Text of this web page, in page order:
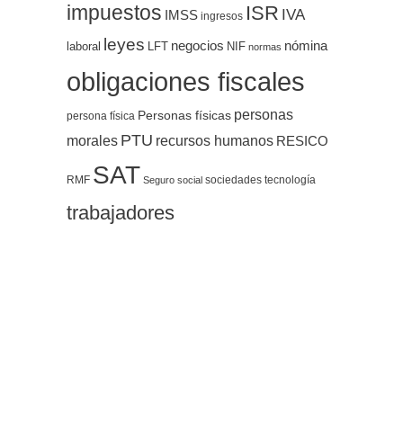
impuestos IMSS ingresos ISR IVA
laboral leyes LFT negocios NIF normas nómina
obligaciones fiscales
persona física Personas físicas personas
morales PTU recursos humanos RESICO
RMF SAT Seguro social sociedades tecnología
trabajadores